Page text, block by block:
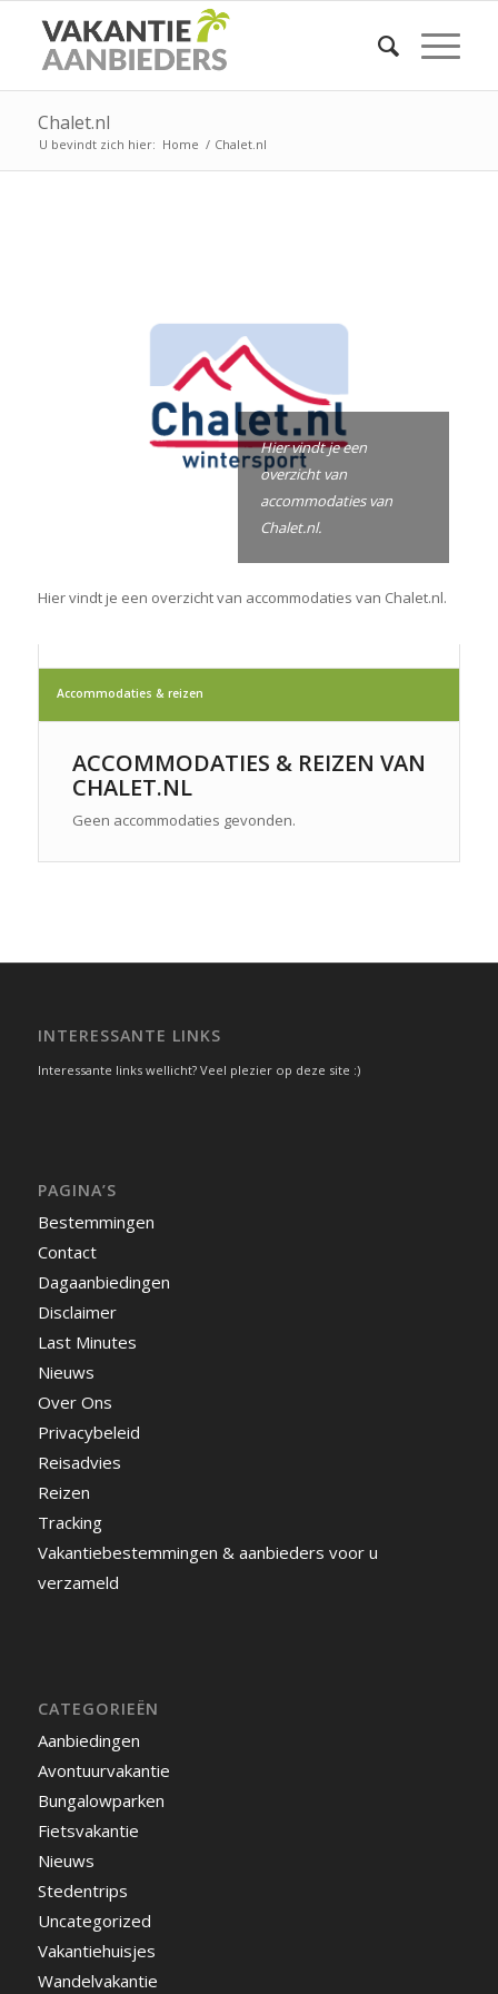
Chalet.nl
U bevindt zich hier: Home / Chalet.nl
Hier vindt je een
overzicht van
accommodaties van
Chalet.nl.
Hier vindt je een overzicht van accommodaties van Chalet.nl.
Accommodaties & reizen
ACCOMMODATIES & REIZEN VAN
CHALET.NL
Geen accommodaties gevonden.
INTERESSANTE LINKS
Interessante links wellicht? Veel plezier op deze site :)
PAGINA’S
Bestemmingen
Contact
Dagaanbiedingen
Disclaimer
Last Minutes
Nieuws
Over Ons
Privacybeleid
Reisadvies
Reizen
Tracking
Vakantiebestemmingen & aanbieders voor u
verzameld
CATEGORIEËN
Aanbiedingen
Avontuurvakantie
Bungalowparken
Fietsvakantie
Nieuws
Stedentrips
Uncategorized
Vakantiehuisjes
Wandelvakantie